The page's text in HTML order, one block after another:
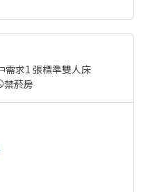
需求1 張標準雙人床
禁菸房